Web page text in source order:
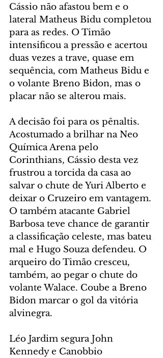
Cássio não afastou bem e o
lateral Matheus Bidu completou
para as redes. O Timão
intensificou a pressão e acertou
duas vezes a trave, quase em
sequência, com Matheus Bidu e
o volante Breno Bidon, mas o
placar não se alterou mais.
A decisão foi para os pênaltis.
Acostumado a brilhar na Neo
Química Arena pelo
Corinthians, Cássio desta vez
frustrou a torcida da casa ao
salvar o chute de Yuri Alberto e
deixar o Cruzeiro em vantagem.
O também atacante Gabriel
Barbosa teve chance de garantir
a classificação celeste, mas bateu
mal e Hugo Souza defendeu. O
arqueiro do Timão cresceu,
também, ao pegar o chute do
volante Walace. Coube a Breno
Bidon marcar o gol da vitória
alvinegra.
Léo Jardim segura John
Kennedy e Canobbio